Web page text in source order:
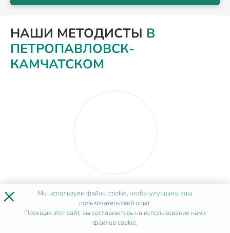
НАШИ МЕТОДИСТЫ В
ПЕТРОПАВЛОВСК-
КАМЧАТСКОМ
Ирина Власова
× Мы используемфайлы cookie, чтобы улучшить ваш
пользовательский опыт.
Посещая этот сайт, вы соглашаетесь на использование нами
файлов cookie.